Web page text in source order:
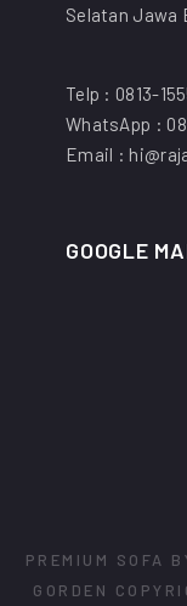
Selatan Jawa
Telp : 0813-
WhatsApp :
Email :
GOOGLE
PREMIUM SOFA
GORDEN